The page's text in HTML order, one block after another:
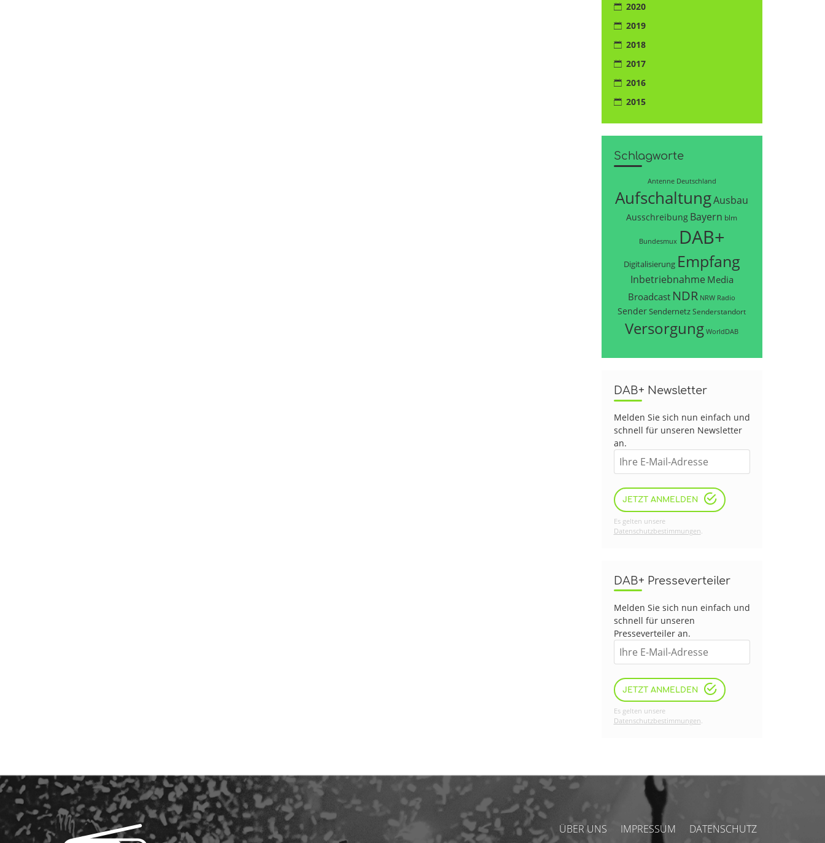
2020
2019
2018
2017
2016
2015
Schlagworte
Antenne Deutschland
AufschaltungAusbau
Ausschreibung Bayern blm
Bundesmux DAB+
Digitalisierung Empfang
Inbetriebnahme Media
Broadcast NDR NRW Radio
SenderSendernetzSenderstandort
Versorgung WorldDAB
DAB+ Newsletter
Melden Sie sich nun einfach und
schnell für unseren Newsletter
an.
JETZT ANMELDEN
Es gelten unsere
Datenschutzbestimmungen
DAB+ Presseverteiler
Melden Sie sich nun einfach und
schnell für unseren
Presseverteiler an.
JETZT ANMELDEN
Es gelten unsere
Datenschutzbestimmungen.
ÜBER UNS IMPRESSUM DATENSCHUTZ